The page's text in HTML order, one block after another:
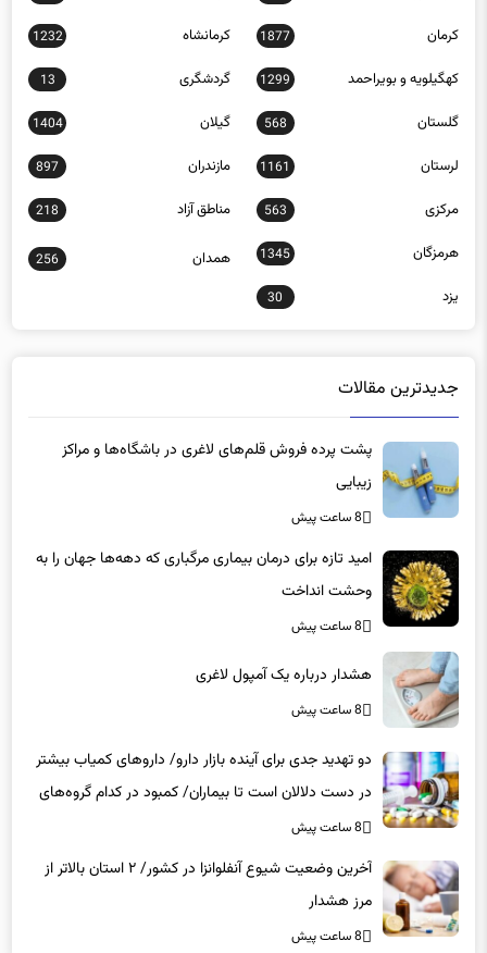
کرمان 1877 کرمانشاه 1232
کهگیلویه و بویراحمد 1299 گردشگری 13
گلستان 568 گیلان 1404
لرستان 1161 مازندران 897
مرکزی 563 مناطق آزاد 218
هرمزگان 1345 همدان 256
یزد 30
جدیدترین مقالات
پشت پرده فروش قلم‌های لاغری در باشگاه‌ها و مراکز
زیبایی
8 ساعت پیش
امید تازه برای درمان بیماری مرگباری که دهه‌ها جهان را به
وحشت انداخت
8 ساعت پیش
هشدار درباره یک آمپول لاغری
8 ساعت پیش
دو تهدید جدی برای آینده بازار دارو/ داروهای کمیاب بیشتر
در دست دلالان است تا بیماران/ کمبود در کدام گروه‌های
دارویی محسوس‌تر است؟
8 ساعت پیش
آخرین وضعیت شیوع آنفلوانزا در کشور/ ۲ استان بالاتر از
مرز هشدار
8 ساعت پیش